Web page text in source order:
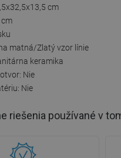
cm
cm
matná/Zlatý vzor línie
keramika
Nie
Nie
riešenia používané v